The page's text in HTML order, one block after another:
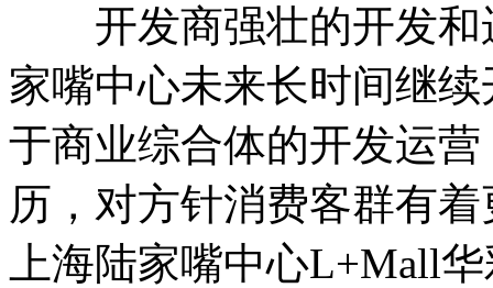
开发商强壮的开发和
家嘴中心未来长时间继
于商业综合体的开发运
历，对方针消费客群有
上海陆家嘴中心L+Mall